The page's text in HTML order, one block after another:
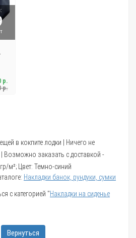
р.
р.
в кокпите лодки | Ничего не
Возможно заказать с доставкой -
м²; Цвет: Темно-синий
Накладки банок, рундуки, сумки
с категорией "Накладки на сиденье
Вернуться